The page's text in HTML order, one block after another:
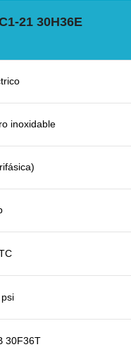
21 30H36E
inoxidable
30F36T